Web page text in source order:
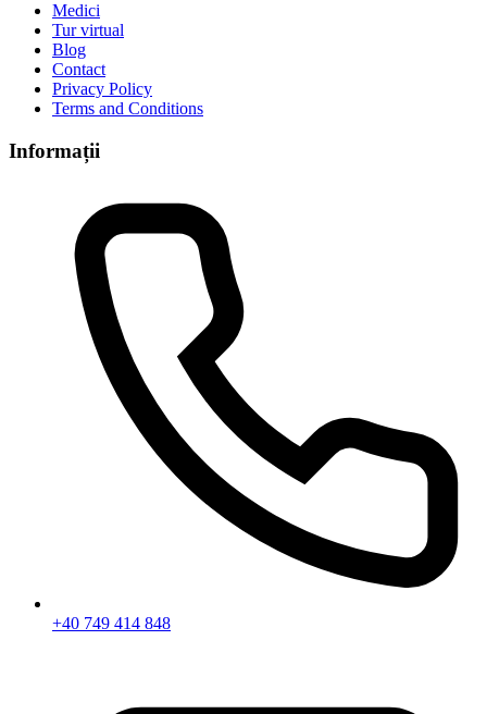
Medici
Tur virtual
Blog
Contact
Privacy Policy
Terms and Conditions
Informații
+40 749 414 848